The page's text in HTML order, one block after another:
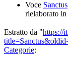
Voce Sanctus
rielaborato in
Estratto da "https://
Categorie: